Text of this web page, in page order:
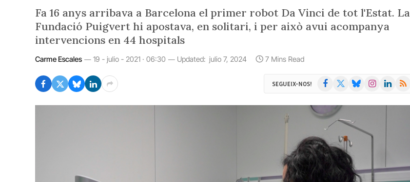
Fa 16 anys arribava a Barcelona el primer robot Da Vinci de tot l'Estat. La
Fundació Puigvert hi apostava, en solitari, i per això avui acompanya
intervencions en 44 hospitals
Carme Escales 19 - julio - 2021 · 06:30 Updated: julio 7, 2024 7 Mins Read
SEGUEIX-NOS! Facebook BlueskyInstagramLinkedIn
RSS